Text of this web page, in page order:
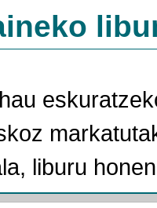
liburu